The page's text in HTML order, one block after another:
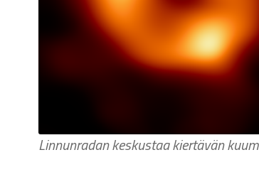
Linnunradan keskustaa kiertävän